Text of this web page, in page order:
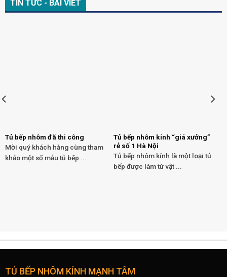
TIN TỨC - BÀI VIẾT
Tủ bếp nhôm đã thi công
Mời quý khách hàng cùng tham
khảo một số mẫu tủ bếp ...
Tủ bếp nhôm kính “giá xưởng”
rẻ số 1 Hà Nội
Tủ bếp nhôm kính là một loại tủ
bếp được làm từ vật ...
TỦ BẾP NHÔM KÍNH MẠNH TÂM